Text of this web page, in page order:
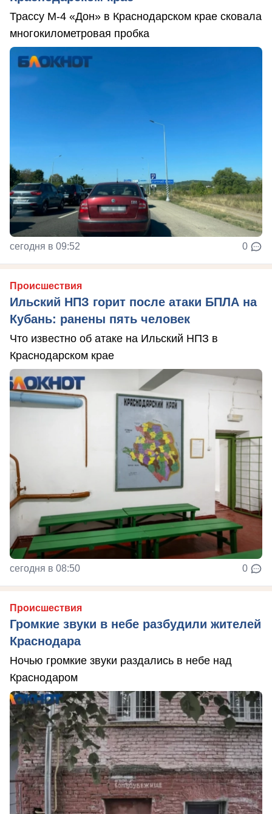
Трассу М-4 «Дон» в Краснодарском крае сковала
многокилометровая пробка
сегодня в 09:52 0
Происшествия
Ильский НПЗ горит после атаки БПЛА на
Кубань: ранены пять человек
Что известно об атаке на Ильский НПЗ в
Краснодарском крае
сегодня в 08:50 0
Происшествия
Громкие звуки в небе разбудили жителей
Краснодара
Ночью громкие звуки раздались в небе над
Краснодаром